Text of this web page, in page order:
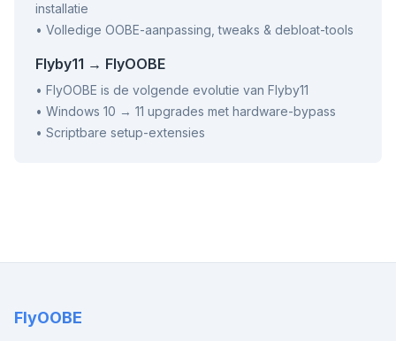
installatie
• Volledige OOBE-aanpassing, tweaks & debloat-tools
Flyby11 → FlyOOBE
• FlyOOBE is de volgende evolutie van Flyby11
• Windows 10 → 11 upgrades met hardware-bypass
• Scriptbare setup-extensies
FlyOOBE